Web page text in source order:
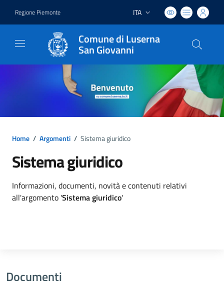
Regione Piemonte Lingua attiva:
ITA
Comune di Luserna
San Giovanni
Home / Argomenti / Sistema giuridico
Sistema giuridico
Dettagli argomento
Informazioni, documenti, novità e contenuti relativi
all'argomento 'Sistema giuridico'
Documenti